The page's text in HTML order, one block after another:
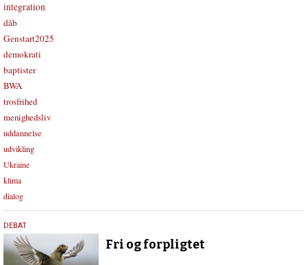
integration
dåb
Genstart2025
demokrati
baptister
BWA
trosfrihed
menighedsliv
uddannelse
udvikling
Ukraine
klima
dialog
26.
september
2022
DEBAT
Fri og forpligtet